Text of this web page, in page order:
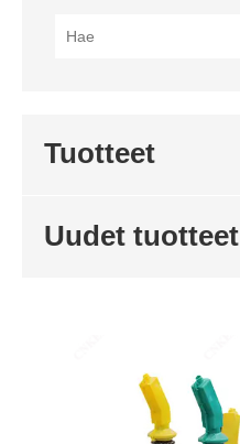
Tuotteet
Uudet tuotteet